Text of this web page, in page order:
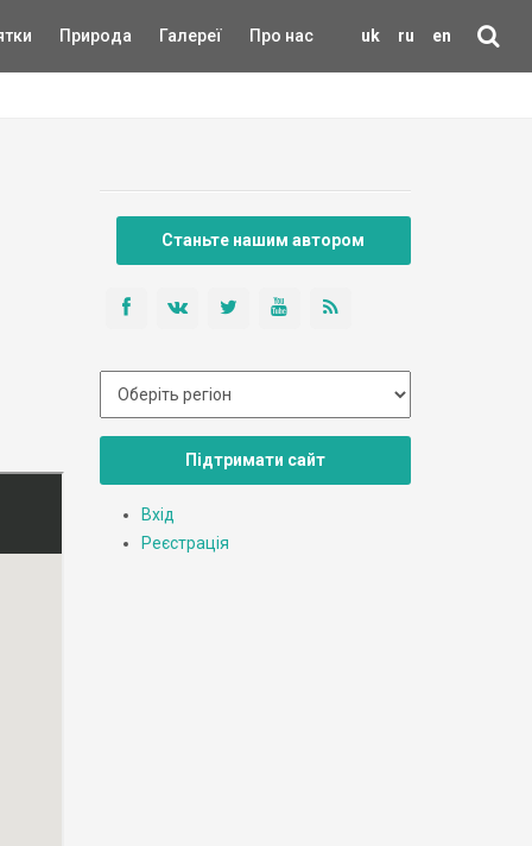
uk ru en
Природа Галереї Про нас
Станьте нашим автором
Підтримати сайт
Вхід
Реєстрація